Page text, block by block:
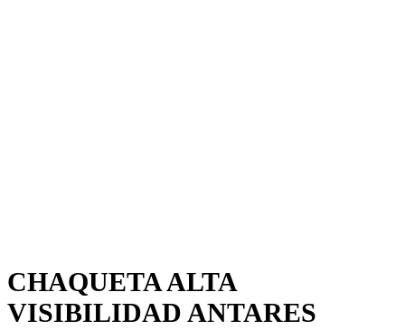
CHAQUETA ALTA
VISIBILIDAD ANTARES